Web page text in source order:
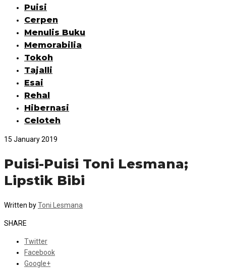
Puisi
Cerpen
Menulis Buku
Memorabilia
Tokoh
Tajalli
Esai
Rehal
Hibernasi
Celoteh
15 January 2019
Puisi-Puisi Toni Lesmana;
Lipstik Bibi
Written byToni Lesmana
SHARE
Twitter
Facebook
Google+